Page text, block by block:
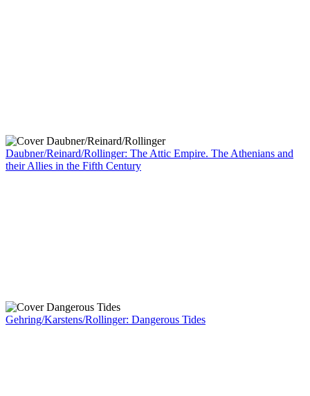
Daubner/Reinard/Rollinger: The Attic Empire. The Athenians and
their Allies in the Fifth Century
Gehring/Karstens/Rollinger: Dangerous Tides